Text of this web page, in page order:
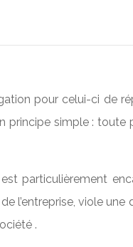
pour celui-ci de
principe simple :
particulièrement
l’entreprise, viole
.